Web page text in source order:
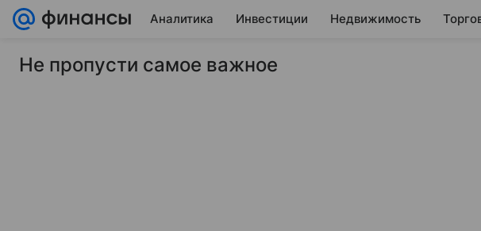
Аналитика Инвестиции Недвижимость
28 апреля 2025 Финансы Mail
Топ-6 банковских вкладов
Редакция Финансов Mail проанализировала
размещенные на финансовом маркетплейсе
Не пропусти самое важное